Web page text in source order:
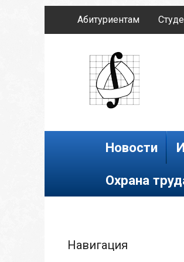
Абитуриентам
Новости
Охрана
Навигация